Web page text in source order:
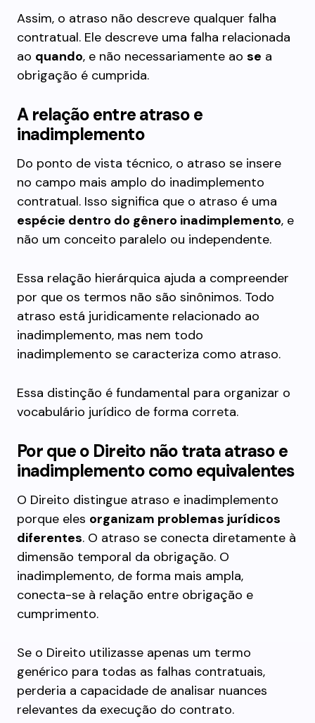
Assim, o atraso não descreve qualquer falha
contratual. Ele descreve uma falha relacionada
ao quando, e não necessariamente ao se a
obrigação é cumprida.
A relação entre atraso e
inadimplemento
Do ponto de vista técnico, o atraso se insere
no campo mais amplo do inadimplemento
contratual. Isso significa que o atraso é uma
espécie dentro do gênero inadimplemento, e
não um conceito paralelo ou independente.
Essa relação hierárquica ajuda a compreender
por que os termos não são sinônimos. Todo
atraso está juridicamente relacionado ao
inadimplemento, mas nem todo
inadimplemento se caracteriza como atraso.
Essa distinção é fundamental para organizar o
vocabulário jurídico de forma correta.
Por que o Direito não trata atraso e
inadimplemento como equivalentes
O Direito distingue atraso e inadimplemento
porque eles organizam problemas jurídicos
diferentes. O atraso se conecta diretamente à
dimensão temporal da obrigação. O
inadimplemento, de forma mais ampla,
conecta-se à relação entre obrigação e
cumprimento.
Se o Direito utilizasse apenas um termo
genérico para todas as falhas contratuais,
perderia a capacidade de analisar nuances
relevantes da execução do contrato.